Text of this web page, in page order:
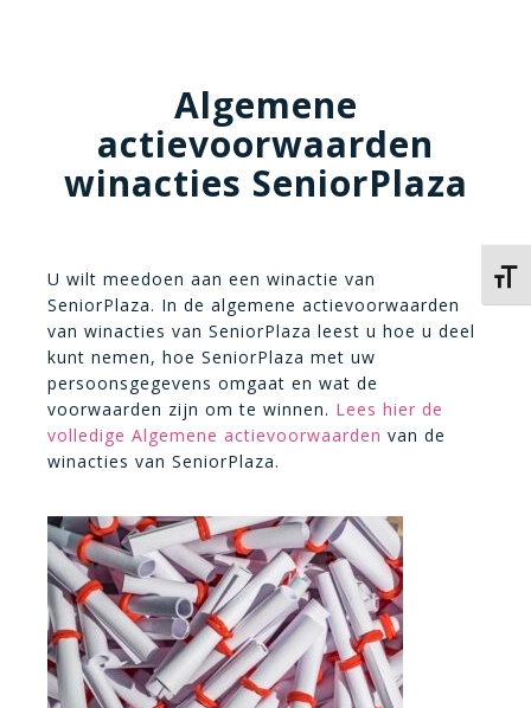
Algemene
actievoorwaarden
winacties SeniorPlaza
U wilt meedoen aan een winactie van
SeniorPlaza. In de algemene actievoorwaarden
van winacties van SeniorPlaza leest u hoe u deel
kunt nemen, hoe SeniorPlaza met uw
persoonsgegevens omgaat en wat de
voorwaarden zijn om te winnen. Lees hier de
volledige Algemene actievoorwaarden van de
winacties van SeniorPlaza.